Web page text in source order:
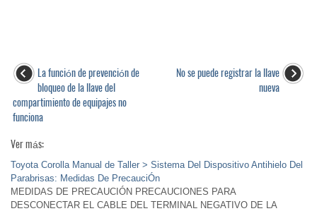
La función de prevención de
bloqueo de la llave del
compartimiento de equipajes no
funciona
No se puede registrar la llave
nueva
Ver más:
Toyota Corolla Manual de Taller > Sistema Del Dispositivo Antihielo Del
Parabrisas: Medidas De PrecauciÓn
MEDIDAS DE PRECAUCIÓN PRECAUCIONES PARA
DESCONECTAR EL CABLE DEL TERMINAL NEGATIVO DE LA